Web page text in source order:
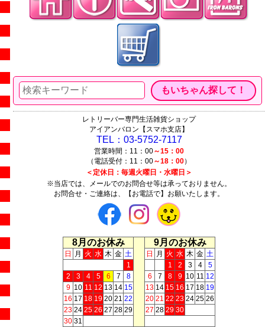
レトリーバー専門生活雑貨ショップ
アイアンバロン【スマホ支店】
TEL：03-5752-7117
営業時間：11：00～15：00
（電話受付：11：00～18：00）
＜定休日：毎週火曜日・水曜日＞
※当店では、メールでのお問合せ等は承っておりません。
お問合せ・ご連絡は、【お電話で】お願いたします。
8月のお休み 9月のお休み
日 月 火 水 木 金 土 日 月 火 水 木 金 土
1
1 2 3 4
5
2
3 4 5 6 7 8 6 7 8 9 10 11 12
9 10 11 12 13 14 15 13 14 15 16 17 18 19
16 17 18 19 20 21 22 20 21 22 23 24 25 26
23 24 25 26 27 28 29 27 28 29 30
30 31